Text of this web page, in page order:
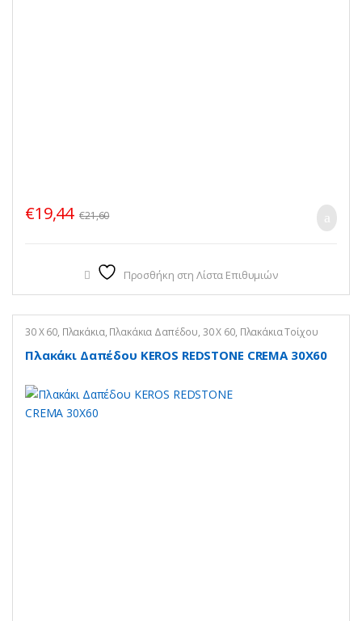
€19,44 €21,60
Προσθήκη στη Λίστα Επιθυμιών
30 X 60, Πλακάκια, Πλακάκια Δαπέδου, 30 Χ 60, Πλακάκια Τοίχου
Πλακάκι Δαπέδου KEROS REDSTONE CREMA 30X60